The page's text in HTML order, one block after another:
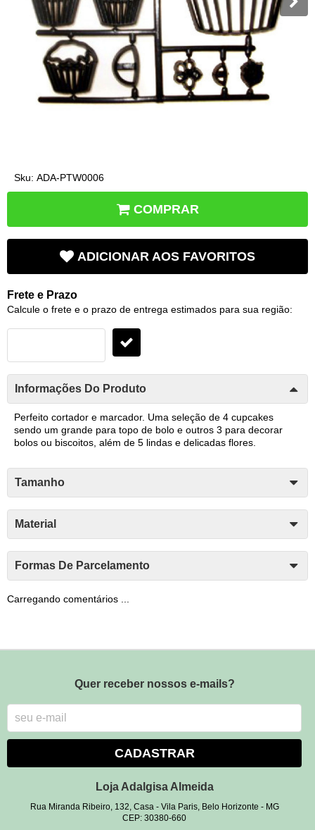
Sku: ADA-PTW0006
COMPRAR
ADICIONAR AOS FAVORITOS
Frete e Prazo
Calcule o frete e o prazo de entrega estimados para sua região:
Informações Do Produto
Perfeito cortador e marcador. Uma seleção de 4 cupcakes
sendo um grande para topo de bolo e outros 3 para decorar
bolos ou biscoitos, além de 5 lindas e delicadas flores.
Tamanho
Material
Formas De Parcelamento
Carregando comentários ...
Quer receber nossos e-mails?
CADASTRAR
Loja Adalgisa Almeida
Rua Miranda Ribeiro, 132, Casa- Vila Paris, Belo Horizonte - MG
CEP: 30380-660